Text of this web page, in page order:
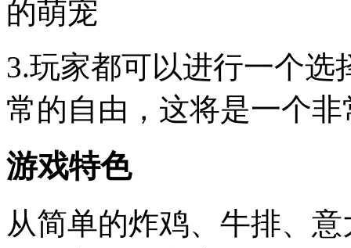
的萌宠
3.玩家都可以进行一个
常的自由，这将是一个
游戏特色
从简单的炸鸡、牛排、